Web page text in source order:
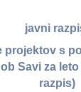
javni
projektov s
Savi za
razpis)